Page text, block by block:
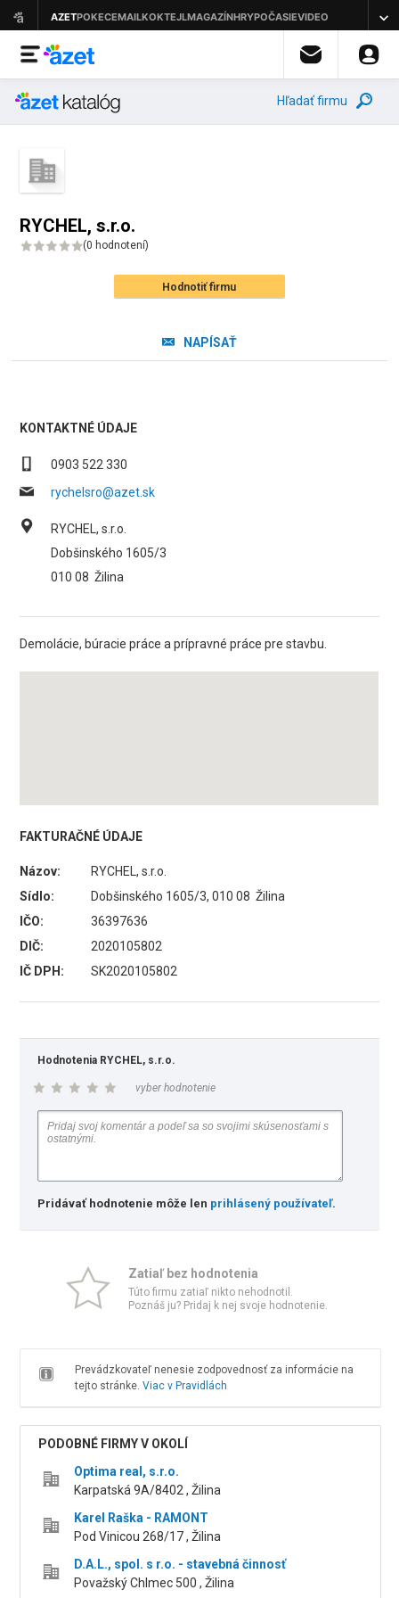
Hľadať firmu
RYCHEL, s.r.o.
(0 hodnotení)
Hodnotiť firmu
NAPÍSAŤ
KONTAKTNÉ ÚDAJE
0903 522 330
rychelsro@azet.sk
RYCHEL, s.r.o.
Dobšinského 1605/3
010 08 Žilina
Demolácie, búracie práce a prípravné práce pre stavbu.
FAKTURAČNÉ ÚDAJE
Názov:
RYCHEL, s.r.o.
Sídlo:
Dobšinského 1605/3, 010 08 Žilina
IČO:
36397636
DIČ:
2020105802
IČ DPH:
SK2020105802
Hodnotenia RYCHEL, s.r.o.
vyber hodnotenie
Pridávať hodnotenie môže len prihlásený používateľ.
Zatiaľ bez hodnotenia
Túto firmu zatiaľ nikto nehodnotil.
Poznáš ju? Pridaj k nej svoje hodnotenie.
Prevádzkovateľ nenesie zodpovednosť za informácie na
tejto stránke. Viac v Pravidlách
PODOBNÉ FIRMY V OKOLÍ
Optima real, s.r.o.
Karpatská 9A/8402 , Žilina
Karel Raška - RAMONT
Pod Vinicou 268/17 , Žilina
D.A.L., spol. s r.o. - stavebná činnosť
Považský Chlmec 500 , Žilina